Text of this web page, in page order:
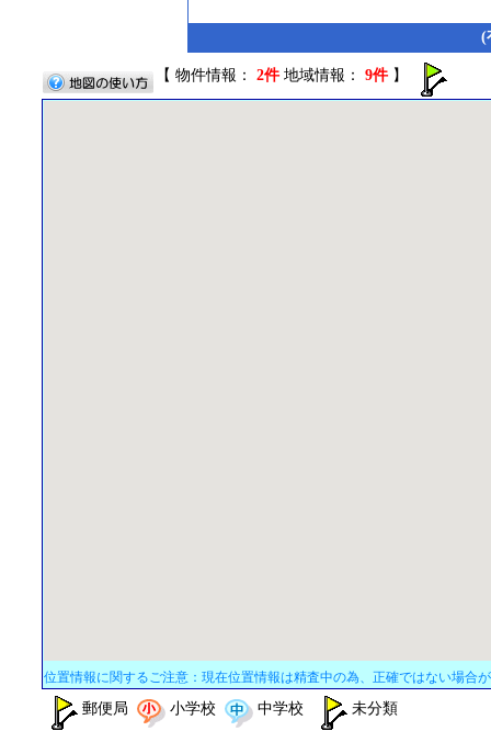
(
【 物件情報： 2件地域情報： 9件】
位置情報に関するご注意：現在位置情報は精査中の為、正確ではない場合
郵便局 小学校 中学校 未分類